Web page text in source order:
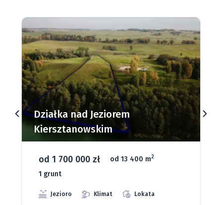
Działki budowlane nad Jeziorem
Dąbrowa Mała
od 93 280 zł od 1075 m 2 66 grunt